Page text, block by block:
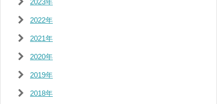
2022年
2021年
2020年
2019年
2018年